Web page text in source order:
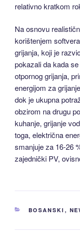
relativno kratkom
Na osnovu
korištenjem
grijanja, koji je
pokazali da kada
otpornog grijanja,
energijom za
dok je ukupna
obzirom na drugu
kuhanje, grijanje
toga, električna
smanjuje za 16-26
zajednički PV,
CATEGORIES
BOSANSKI ,